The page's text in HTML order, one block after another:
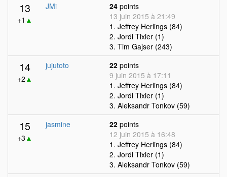
13
+1 ▲
JMi 24 points
13 juin 2015 à 21:49
1. Jeffrey Herlings (84)
2. Jordi Tixier (1)
3. Tim Gajser (243)
14
+2 ▲
jujutoto 22 points
9 juin 2015 à 17:11
1. Jeffrey Herlings (84)
2. Jordi Tixier (1)
3. Aleksandr Tonkov (59)
15
+3 ▲
jasmine 22 points
12 juin 2015 à 16:48
1. Jeffrey Herlings (84)
2. Jordi Tixier (1)
3. Aleksandr Tonkov (59)